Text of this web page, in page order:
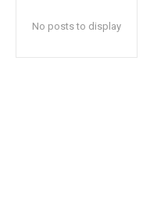
No posts to display